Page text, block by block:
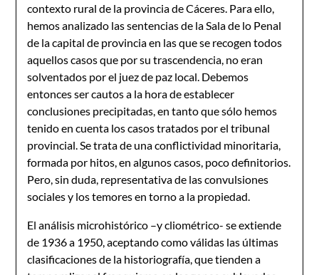
contexto rural de la provincia de Cáceres. Para ello,
hemos analizado las sentencias de la Sala de lo Penal
de la capital de provincia en las que se recogen todos
aquellos casos que por su trascendencia, no eran
solventados por el juez de paz local. Debemos
entonces ser cautos a la hora de establecer
conclusiones precipitadas, en tanto que sólo hemos
tenido en cuenta los casos tratados por el tribunal
provincial. Se trata de una conflictividad minoritaria,
formada por hitos, en algunos casos, poco definitorios.
Pero, sin duda, representativa de las convulsiones
sociales y los temores en torno a la propiedad.
El análisis microhistórico –y cliométrico- se extiende
de 1936 a 1950, aceptando como válidas las últimas
clasificaciones de la historiografía, que tienden a